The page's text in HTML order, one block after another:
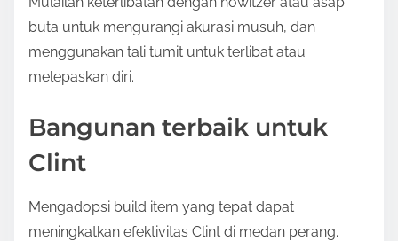
buta untuk mengurangi akurasi musuh, dan
menggunakan tali tumit untuk terlibat atau
melepaskan diri.
Bangunan terbaik untuk
Clint
Mengadopsi build item yang tepat dapat
meningkatkan efektivitas Clint di medan perang.